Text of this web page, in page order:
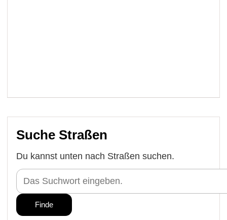
Suche Straßen
Du kannst unten nach Straßen suchen.